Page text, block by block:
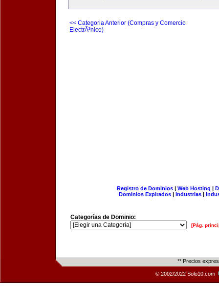
<< Categoria Anterior (Compras y Comercio
ElectrÃ³nico)
Registro de Dominios| Web Hosting |
Dominios Expirados | Industrias |
Categorías de Dominio:
[Pág.
** Precios
© 2002/2022 Solo10.com